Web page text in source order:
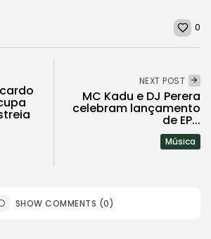
0
NEXT POST
MC Kadu e DJ Perera
celebram lançamento
de EP...
Música
SHOW COMMENTS (0)